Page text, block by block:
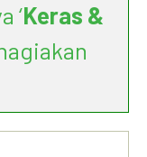
‘Keras &